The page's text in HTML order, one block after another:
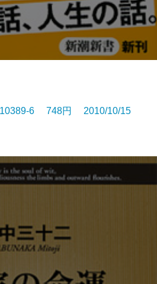
6 748円 2010/10/15